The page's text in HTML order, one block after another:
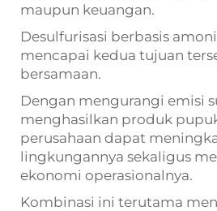
maupun keuangan.
Desulfurisasi berbasis
mencapai kedua tujuan
bersamaan.
Dengan mengurangi emisi
menghasilkan produk
perusahaan dapat
lingkungannya sekaligus
ekonomi operasionalnya.
Kombinasi ini terutama